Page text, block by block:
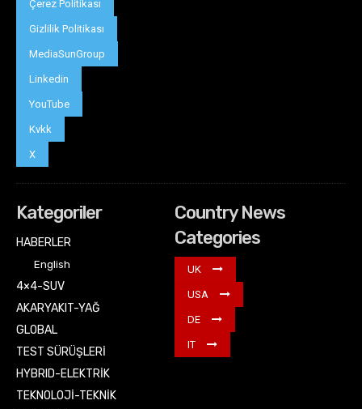
Çerez Politikası
Gizlilik Politikası
MediaSunGroup
Linkedin
YouTube
Kvkk
X
Kategoriler
HABERLER
English
4×4-SUV
AKARYAKIT-YAĞ
GLOBAL
TEST SÜRÜŞLERİ
HYBRID-ELEKTRİK
TEKNOLOJİ-TEKNİK
Country News
Categories
UK
USA
DE
IT